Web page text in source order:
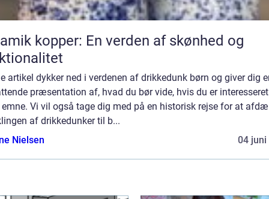
kopper: En verden af skønhed og
artikel dykker ned i verdenen af drikkedunk børn og giver dig
præsentation af, hvad du bør vide, hvis du er
emne. Vi vil også tage dig med på en historisk rejse for at
af drikkedunker til b...
Nielsen
04 juni